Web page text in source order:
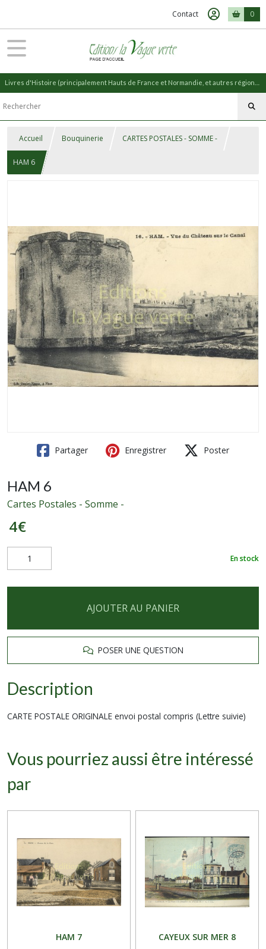
Contact 0
Accueil Bouquinerie CARTES POSTALES - SOMME -
HAM 6
Partager Enregistrer Poster
HAM 6
Cartes Postales - Somme -
4€
En stock
AJOUTER AU PANIER
POSER UNE QUESTION
Description
CARTE POSTALE ORIGINALE envoi postal compris (Lettre suivie)
Vous pourriez aussi être intéressé
par
HAM 7 CAYEUX SUR MER 8